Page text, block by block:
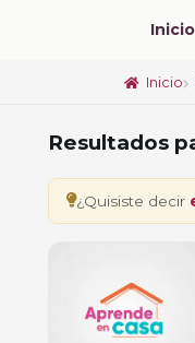
Inicio
Inicio
Resultados
¿Quisiste decir